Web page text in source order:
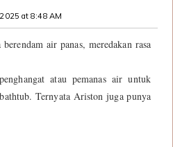
at 8:48 AM
air panas, meredakan rasa
atau pemanas air untuk
Ternyata Ariston juga punya